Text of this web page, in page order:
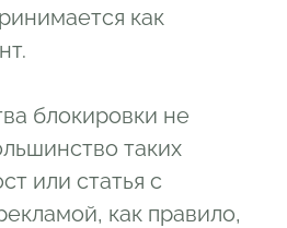
как
блокировки не
таких
или статья с
как правило,